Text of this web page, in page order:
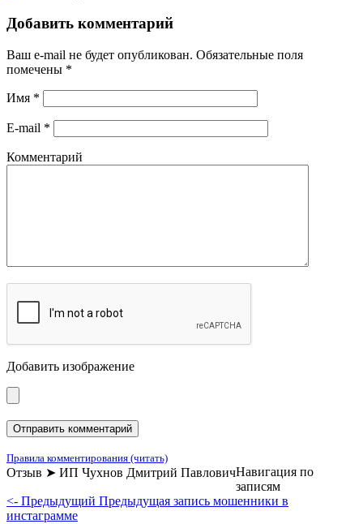
Добавить комментарий
Ваш e-mail не будет опубликован. Обязательные поля
помечены *
Имя *
E-mail *
Комментарий
Добавить изображение
Правила комментирования (читать)
Отзыв ➤ ИП Чухнов Дмитрий ПавловичНавигация по
записям
<- Предыдущий Предыдущая запись мошенники в
инстаграмме